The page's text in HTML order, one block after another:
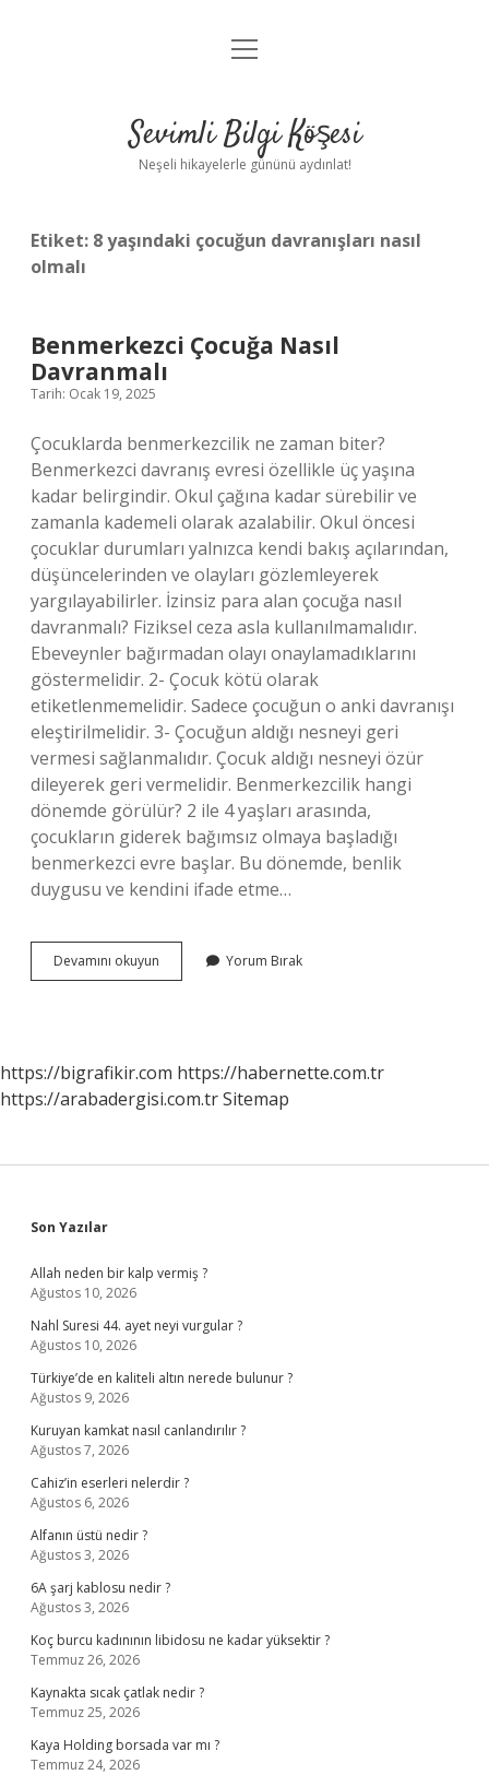
Anasayfa
Yasal Uyarı
menüyü
Sevimli Bilgi Köşesi
Neşeli hikayelerle gününü aydınlat!
Etiket: 8 yaşındaki çocuğun davranışları nasıl
olmalı
Benmerkezci Çocuğa Nasıl
Davranmalı
Tarih: Ocak 19, 2025
Çocuklarda benmerkezcilik ne zaman biter?
Benmerkezci davranış evresi özellikle üç yaşına
kadar belirgindir. Okul çağına kadar sürebilir ve
zamanla kademeli olarak azalabilir. Okul öncesi
çocuklar durumları yalnızca kendi bakış açılarından,
düşüncelerinden ve olayları gözlemleyerek
yargılayabilirler. İzinsiz para alan çocuğa nasıl
davranmalı? Fiziksel ceza asla kullanılmamalıdır.
Ebeveynler bağırmadan olayı onaylamadıklarını
göstermelidir. 2- Çocuk kötü olarak
etiketlenmemelidir. Sadece çocuğun o anki davranışı
eleştirilmelidir. 3- Çocuğun aldığı nesneyi geri
vermesi sağlanmalıdır. Çocuk aldığı nesneyi özür
dileyerek geri vermelidir. Benmerkezcilik hangi
dönemde görülür? 2 ile 4 yaşları arasında,
çocukların giderek bağımsız olmaya başladığı
benmerkezci evre başlar. Bu dönemde, benlik
duygusu ve kendini ifade etme…
Devamını okuyun Benmerkezci
Çocuğa
Yorum Bırak
https://bigrafikir.com https://habernette.com.tr
https://arabadergisi.com.trSitemap
Sidebar
Son Yazılar
Allah neden bir kalp vermiş ?
Ağustos 10, 2026
Nahl Suresi 44. ayet neyi vurgular ?
Ağustos 10, 2026
Türkiye’de en kaliteli altın nerede bulunur ?
Ağustos 9, 2026
Kuruyan kamkat nasıl canlandırılır ?
Ağustos 7, 2026
Cahiz’in eserleri nelerdir ?
Ağustos 6, 2026
Alfanın üstü nedir ?
Ağustos 3, 2026
6A şarj kablosu nedir ?
Ağustos 3, 2026
Koç burcu kadınının libidosu ne kadar yüksektir ?
Temmuz 26, 2026
Kaynakta sıcak çatlak nedir ?
Temmuz 25, 2026
Kaya Holding borsada var mı ?
Temmuz 24, 2026